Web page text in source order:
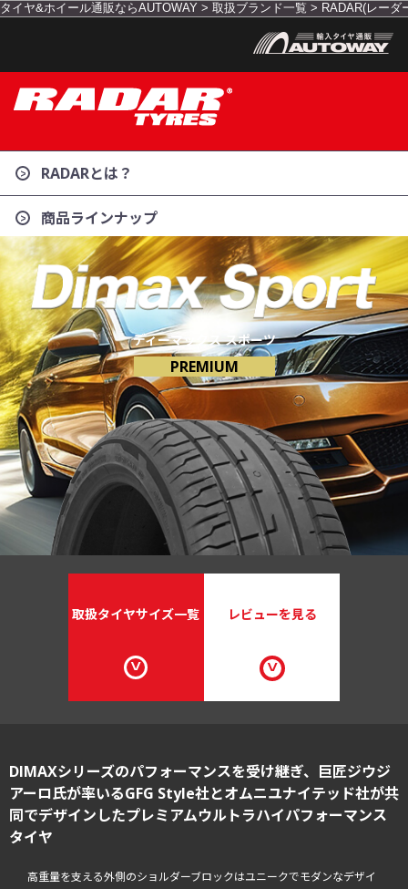
タイヤ&ホイール通販ならAUTOWAY > 取扱ブランド一覧 > RADAR(レーダ
RADARとは？
商品ラインナップ
ディーマックス スポーツ
PREMIUM
取扱タイヤサイズ一覧 レビューを見る
DIMAXシリーズのパフォーマンスを受け継ぎ、巨匠ジウジ
アーロ氏が率いるGFG Style社とオムニユナイテッド社が共
同でデザインしたプレミアムウルトラハイパフォーマンス
タイヤ
高重量を支える外側のショルダーブロックはユニークでモダンなデザイ